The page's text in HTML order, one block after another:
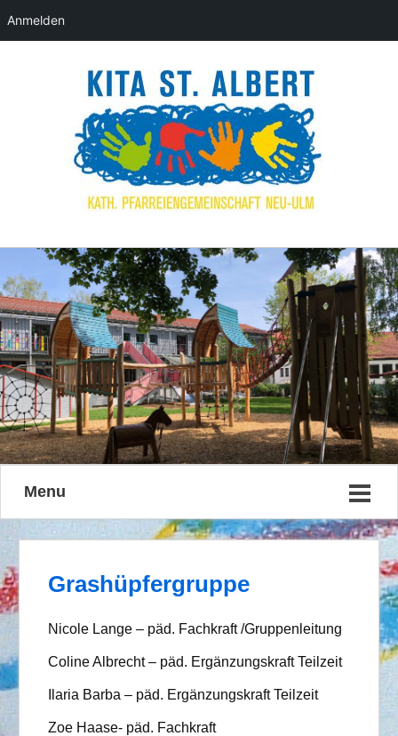
Menu
Grashüpfergruppe
Nicole Lange – päd. Fachkraft /Gruppenleitung
Coline Albrecht – päd. Ergänzungskraft Teilzeit
Ilaria Barba – päd. Ergänzungskraft Teilzeit
Zoe Haase- päd. Fachkraft
Anmelden